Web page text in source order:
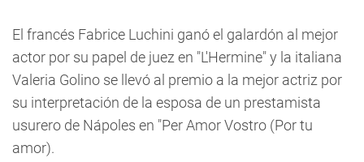
El francés Fabrice Luchini ganó el galardón al mejor
actor por su papel de juez en "L'Hermine" y la italiana
Valeria Golino se llevó al premio a la mejor actriz por
su interpretación de la esposa de un prestamista
usurero de Nápoles en "Per Amor Vostro (Por tu
amor).